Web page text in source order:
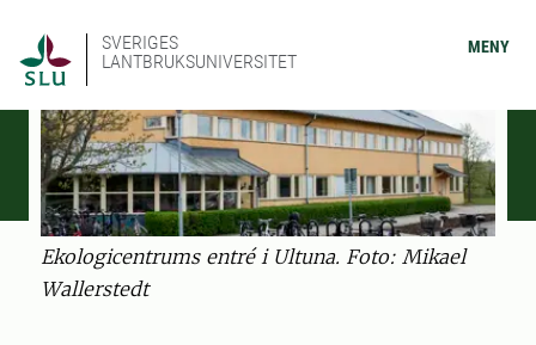
SVERIGES
LANTBRUKSUNIVERSITET
MENY
Ekologicentrums entré i Ultuna. Foto: Mikael
Wallerstedt